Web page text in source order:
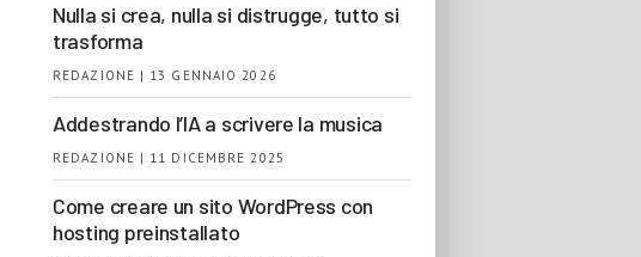
Nulla si crea, nulla si distrugge, tutto si
trasforma
REDAZIONE | 13 GENNAIO 2026
Addestrando l’IA a scrivere la musica
REDAZIONE | 11 DICEMBRE 2025
Come creare un sito WordPress con
hosting preinstallato